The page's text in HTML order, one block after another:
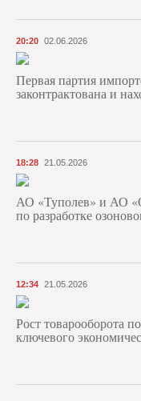
20:20 02.06.2026
Первая партия
законтрактована и
18:28 21.05.2026
АО «Туполев» и АО
по разработке
12:34 21.05.2026
Рост товарооборота
ключевого